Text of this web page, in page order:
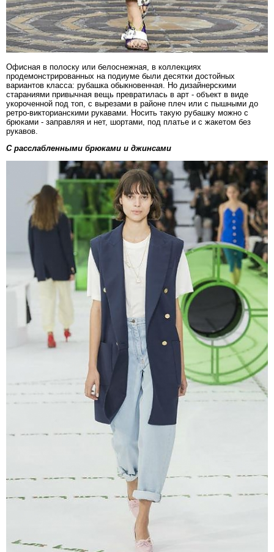
Офисная в полоску или белоснежная, в коллекциях
продемонстрированных на подиуме были десятки достойных
вариантов класса: рубашка обыкновенная. Но дизайнерскими
стараниями привычная вещь превратилась в арт - объект в виде
укороченной под топ, с вырезами в районе плеч или с пышными до
ретро-викторианскими рукавами. Носить такую рубашку можно с
брюками - заправляя и нет, шортами, под платье и с жакетом без
рукавов.
С расслабленными брюками и джинсами